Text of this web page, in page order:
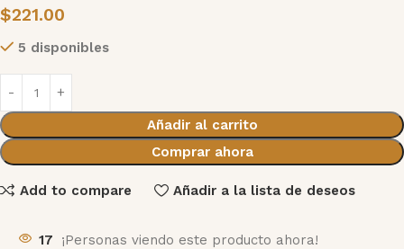
$221.00
5 disponibles
Añadir al carrito
Comprar ahora
Add to compare Añadir a la lista de deseos
17 ¡Personas viendo este producto ahora!